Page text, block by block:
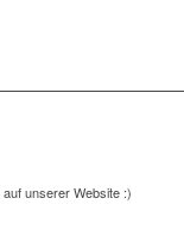
unserer Website :)